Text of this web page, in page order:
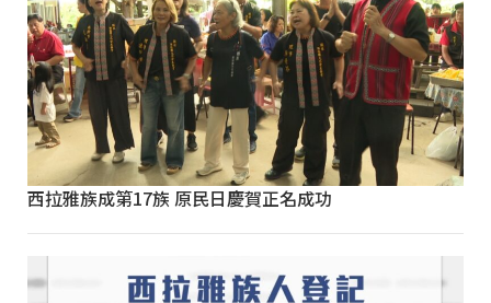
西拉雅族成第17族 原民日慶賀正名成功